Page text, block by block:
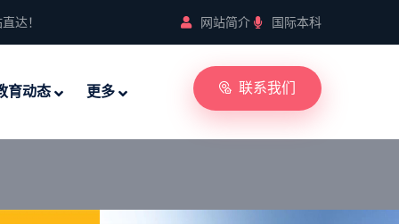
达！ 网站简介 国际本科
育动态 更多 联系我们